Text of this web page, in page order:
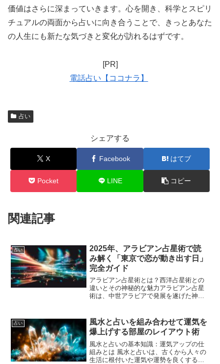
価値はさらに深まっていきます。心を開き、科学とスピリ
チュアルの両面から占いに向き合うことで、きっとあなた
の人生にも新たな気づきと変化が訪れるはずです。
[PR]
電話占い【ココナラ】
占い
シェアする
X Facebook はてブ
Pocket LINE コピー
関連記事
占い
2025年、アラビアン占星術で読
み解く「東京で恋が動き出す日」
完全ガイド
アラビアン占星術とは？西洋占星術との
違いとその神秘的な魅力アラビアン占星
術は、中世アラビアで発展を遂げた神秘
も、独自の天文観測と哲学、そして神秘
思想が融合されて生まれまし...
占い
風水と占いを組み合わせて運気を
爆上げする部屋のレイアウト術
風水と占いの基本知識：運気アップの仕
組みとは 風水と占いは、古くから人々の
生活に根付いた運気や運勢を良くするた